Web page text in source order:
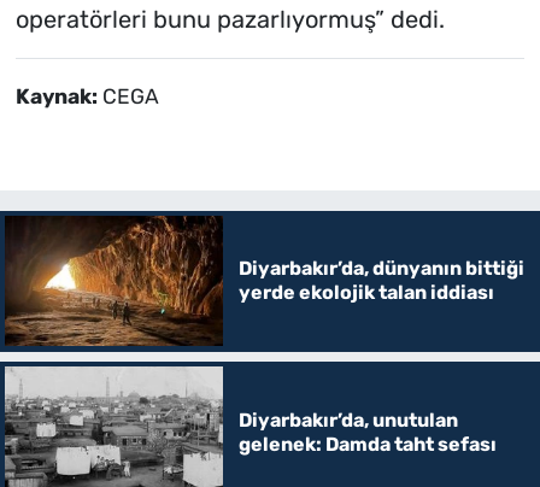
operatörleri bunu pazarlıyormuş” dedi.
Kaynak: CEGA
Diyarbakır’da, dünyanın bittiği
yerde ekolojik talan iddiası
Diyarbakır’da, unutulan
gelenek: Damda taht sefası